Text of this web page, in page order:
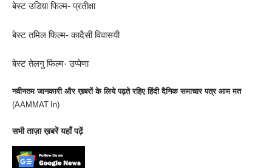
बेस्ट उडिय़ा फिल्म- प्रतीक्षा
बेस्ट तमिल फिल्म- कादैसी विवासयी
बेस्ट तेलगु फिल्म- उप्पेणा
नवीनतम जानकारी और ख़बरों के लिये पढ़ते रहिए हिंदी दैनिक समाचार पत्र आम मत
(AAMMAT.In)
सभीताज़ा ख़बरेंयहाँ पढ़ें